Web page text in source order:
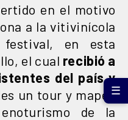
en el motivo
a la vitivinícola
en esta
el cual recibió a
del país y
un tour y mapeo
de la
☰